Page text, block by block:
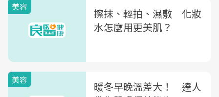
美容
擦抹、輕拍、濕敷 化妝
水怎麼用更美肌？
美容
暖冬早晚溫差大！ 達人